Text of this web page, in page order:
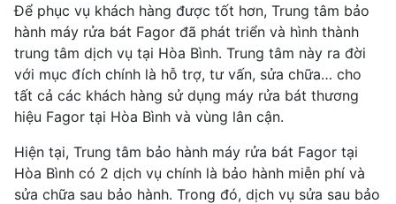
Để phục vụ khách hàng được tốt hơn, Trung tâm bảo
hành máy rửa bát Fagor đã phát triển và hình thành
trung tâm dịch vụ tại Hòa Bình. Trung tâm này ra đời
với mục đích chính là hỗ trợ, tư vấn, sửa chữa… cho
tất cả các khách hàng sử dụng máy rửa bát thương
hiệu Fagor tại Hòa Bình và vùng lân cận.
Hiện tại, Trung tâm bảo hành máy rửa bát Fagor tại
Hòa Bình có 2 dịch vụ chính là bảo hành miễn phí và
sửa chữa sau bảo hành. Trong đó, dịch vụ sửa sau bảo